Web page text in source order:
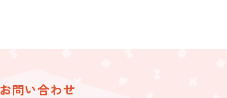
お問い合わせ